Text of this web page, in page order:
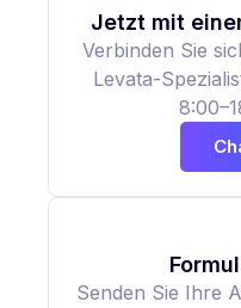
Jetzt mit
Verbinden Sie
Levata-
Senden Sie Ihre